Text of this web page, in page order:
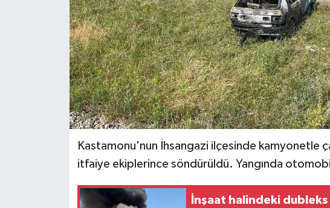
Kastamonu'nun İhsangazi ilçesinde kamyonetle
itfaiye ekiplerince söndürüldü. Yangında
İnşaat halindeki